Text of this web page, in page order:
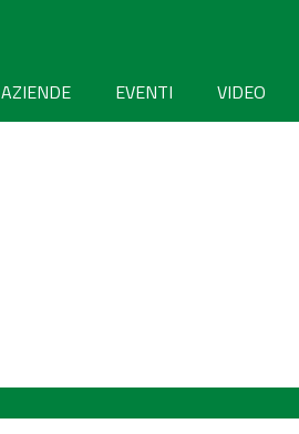
AZIENDE EVENTI VIDEO